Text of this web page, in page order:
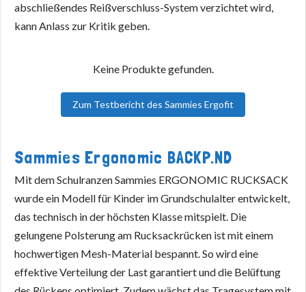
abschließendes Reißverschluss-System verzichtet wird,
kann Anlass zur Kritik geben.
Keine Produkte gefunden.
Zum Testbericht des Sammies Ergofit
Sammies Ergonomic BACKP.ND
Mit dem Schulranzen Sammies ERGONOMIC RUCKSACK
wurde ein Modell für Kinder im Grundschulalter entwickelt,
das technisch in der höchsten Klasse mitspielt. Die
gelungene Polsterung am Rucksackrücken ist mit einem
hochwertigen Mesh-Material bespannt. So wird eine
effektive Verteilung der Last garantiert und die Belüftung